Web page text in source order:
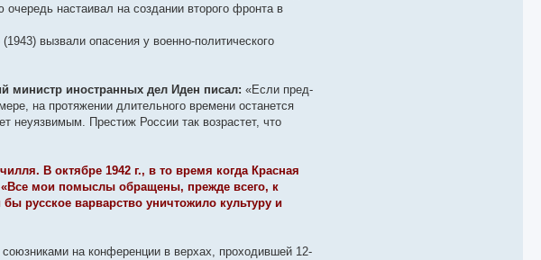
настаивал на создании второго фронта в
вызвали опасения у военно-политического
министр иностранных дел Иден писал: «Если пред-
на протяжении длительного времени останется
неуязвимым. Престиж России так возрастет, что
В октябре 1942 г., в то время когда Красная
«Все мои помыслы обращены, прежде всего, к
русское варварство уничтожило культуру и
на конференции в верхах, проходившей 12-